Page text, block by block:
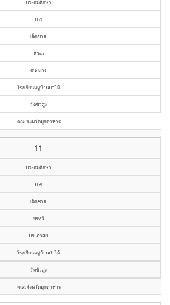
ประถมศึกษา
ป.๕
เด็กชาย
ศิวัฒ
ชนะมาร
โรงเรียนหมู่บ้านป่าไม้
วัดขัวสูง
คณะจังหวัดมุกดาหาร
11
ประถมศึกษา
ป.๕
เด็กชาย
พรทวี
ประภาสัย
โรงเรียนหมู่บ้านป่าไม้
วัดขัวสูง
คณะจังหวัดมุกดาหาร